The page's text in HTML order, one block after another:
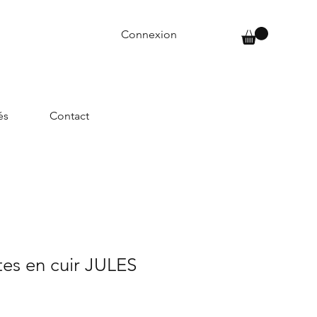
Connexion
Contact
en cuir JULES